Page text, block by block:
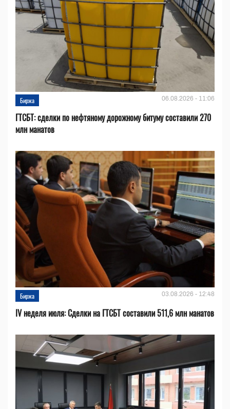
Биржа 06.08.2026 - 11:06
ГТСБТ: сделки по нефтяному дорожному битуму составили 270
млн манатов
Биржа 03.08.2026 - 12:48
IV неделя июля: Сделки на ГТСБТ составили 511,6 млн манатов